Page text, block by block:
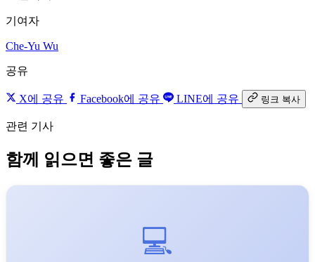
기여자
Che-Yu Wu
공유
X에 공유 Facebook에 공유 LINE에 공유 링크 복사
관련 기사
함께 읽으면 좋은 글
💻